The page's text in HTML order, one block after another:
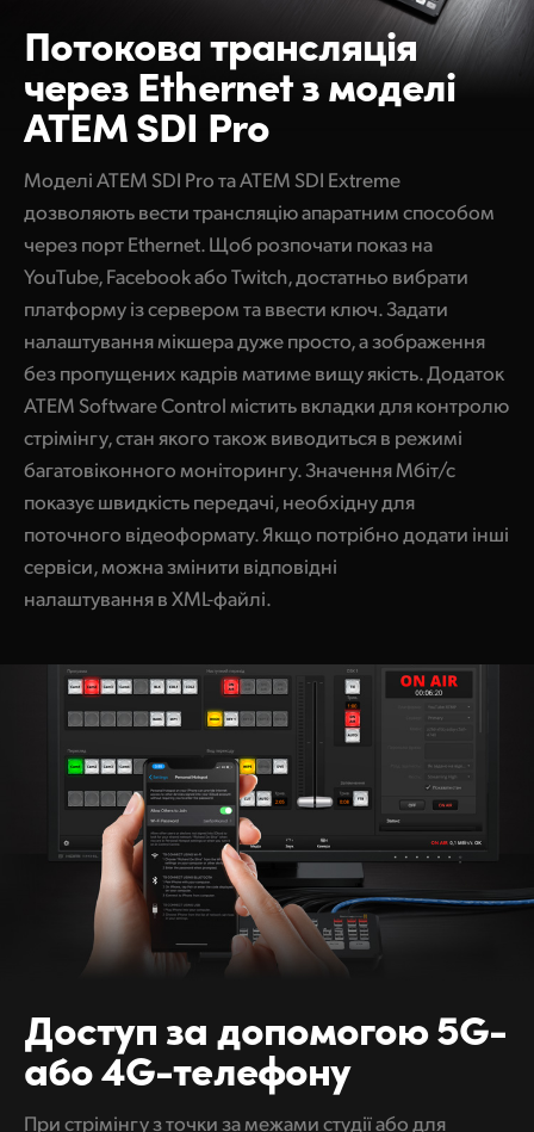
Потоковатрансляція
черезEthernet з моделі
ATEM SDI Pro
Моделі ATEM SDI Pro та ATEM SDI Extreme
дозволяють вести трансляцію апаратним способом
через порт Ethernet. Щоб розпочати показ на
YouTube, Facebook або Twitch, достатньо вибрати
платформу із сервером та ввести ключ. Задати
налаштування мікшера дуже просто, а зображення
без пропущених кадрів матиме вищу якість. Додаток
ATEM Software Control містить вкладки для контролю
стрімінгу, стан якого також виводиться в режимі
багатовіконного моніторингу. Значення Мбіт/с
показує швидкість передачі, необхідну для
поточного відеоформату. Якщо потрібно додати інші
сервіси, можна змінити відповідні
налаштування в XML-файлі.
Доступ за допомогою5G-
або 4G-телефону
При стрімінгу з точки за межами студії або для